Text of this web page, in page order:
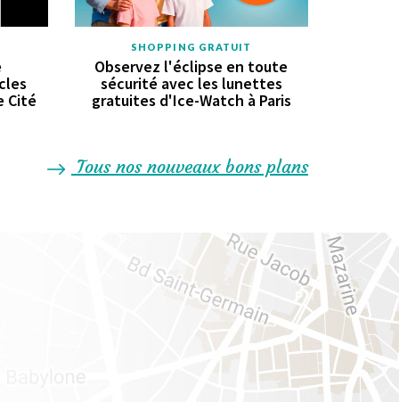
Cité
SHOPPING GRATUIT
Observez l'éclipse en toute
sécurité avec les lunettes
gratuites d'Ice-Watch à Paris
Tous nos nouveaux bons plans